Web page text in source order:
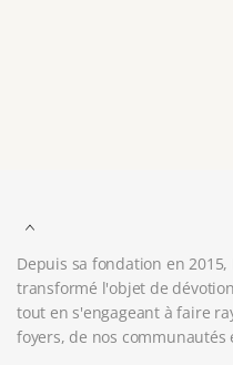
Depuis sa fondation en 2015,
transformé l'objet de
tout en s'engageant à faire
foyers, de nos communautés